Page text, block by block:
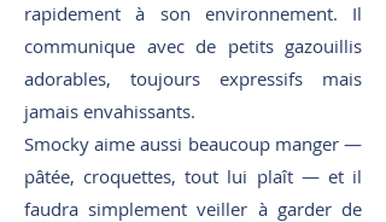
rapidement à son environnement. Il
communique avec de petits gazouillis
adorables, toujours expressifs mais
jamais envahissants.
Smocky aime aussi beaucoup manger —
pâtée, croquettes, tout lui plaît — et il
faudra simplement veiller à garder de